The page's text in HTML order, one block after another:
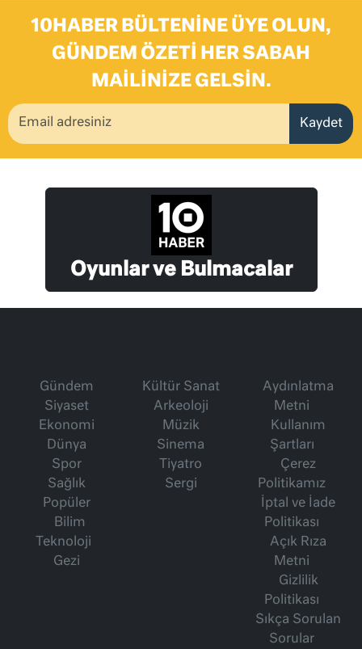
10HABER BÜLTENINE ÜYE OLUN,
GÜNDEM ÖZETI HER SABAH
MAILINIZE GELSIN.
Kaydet
Oyunlar ve Bulmacalar
Gündem
Siyaset
Ekonomi
Dünya
Spor
Sağlık
Popüler
Bilim
Teknoloji
Gezi
Kültür Sanat
Arkeoloji
Müzik
Sinema
Tiyatro
Sergi
Aydınlatma
Metni
Kullanım
Şartları
Çerez
Politikamız
İptal ve İade
Politikası
Açık Rıza
Metni
Gizlilik
Politikası
Sıkça Sorulan
Sorular